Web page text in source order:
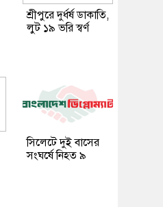
শ্রীপুরে দুর্ধর্ষ ডাকাতি,
লুট ১৯ ভরি স্বর্ণ
সিলেটে দুই বাসের
সংঘর্ষে নিহত ৯